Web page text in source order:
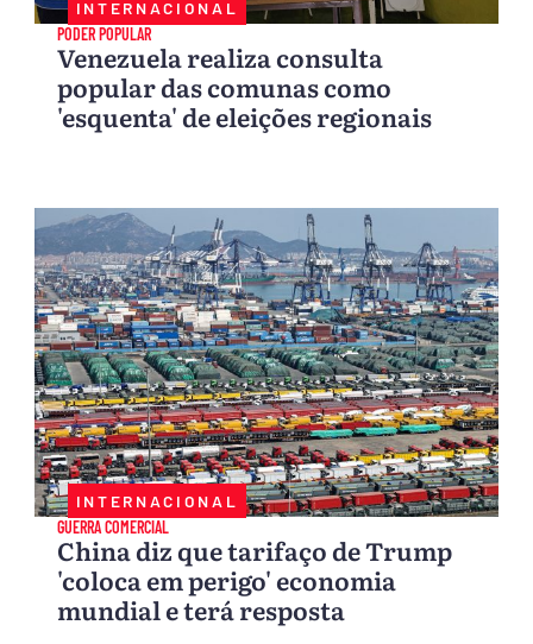
INTERNACIONAL
PODER POPULAR
Venezuela realiza consulta
popular das comunas como
'esquenta' de eleições regionais
INTERNACIONAL
GUERRA COMERCIAL
China diz que tarifaço de Trump
'coloca em perigo' economia
mundial e terá resposta